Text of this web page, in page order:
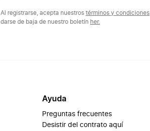
Al registrarse, acepta nuestros términos y condiciones
darse de baja de nuestro boletín her.
Ayuda
Preguntas frecuentes
Desistir del contrato aquí